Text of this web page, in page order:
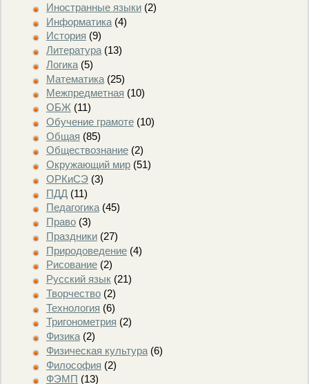
Иностранные языки(2)
Информатика(4)
История (9)
Литература(13)
Логика(5)
Математика(25)
Межпредметная (10)
ОБЖ (11)
Обучение грамоте(10)
Общая (85)
Обществознание(2)
Окружающий мир(51)
ОРКиСЭ(3)
ПДД (11)
Педагогика(45)
Право(3)
Праздники(27)
Природоведение(4)
Рисование(2)
Русский язык(21)
Творчество(2)
Технология (6)
Тригонометрия (2)
Физика(2)
Физическая культура(6)
Философия (2)
ФЭМП (13)